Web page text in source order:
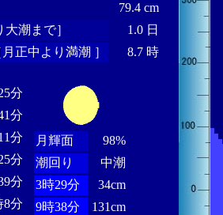
79.4 cm
潮まで］
1.0 日
正中より満潮 ］
8.7 時
分
分
分
分
分
8分
月輝面
98%
潮回り
中潮
3時29分
34cm
9時38分
131cm